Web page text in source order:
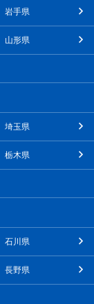
岩手県
山形県
埼玉県
栃木県
石川県
長野県